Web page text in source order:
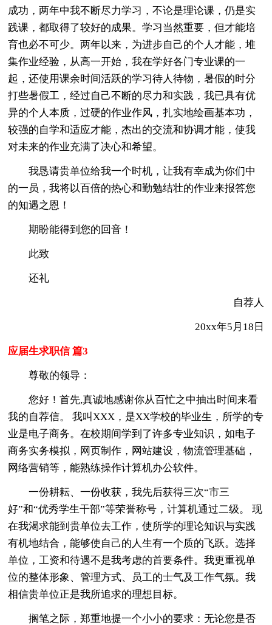
成功，两年中我不断尽力学习，不论是理论课，仍是实
践课，都取得了较好的成果。学习当然重要，但才能培
育也必不可少。两年以来，为进步自己的个人才能，堆
集作业经验，从高一开始，我在学好各门专业课的一
起，还使用课余时间活跃的学习待人待物，暑假的时分
打些暑假工，经过自己不断的尽力和实践，我已具有优
异的个人本质，过硬的作业作风，扎实地绘画基本功，
较强的自学和适应才能，杰出的交流和协调才能，使我
对未来的作业充满了决心和希望。
我恳请贵单位给我一个时机，让我有幸成为你们中
的一员，我将以百倍的热心和勤勉结壮的作业来报答您
的知遇之恩！
期盼能得到您的回音！
此致
还礼
自荐人
20xx年5月18日
应届生求职信 篇3
尊敬的领导：
您好！首先,真诚地感谢你从百忙之中抽出时间来看
我的自荐信。 我叫XXX，是XX学校的毕业生，所学的专
业是电子商务。在校期间学到了许多专业知识，如电子
商务实务模拟，网页制作，网站建设，物流管理基础，
网络营销等，能熟练操作计算机办公软件。
一份耕耘、一份收获，我先后获得三次“市三
好”和“优秀学生干部”等荣誉称号，计算机通过二级。 现
在我渴求能到贵单位去工作，使所学的理论知识与实践
有机地结合，能够使自己的人生有一个质的飞跃。选择
单位，工资和待遇不是我考虑的首要条件。我更重视单
位的整体形象、管理方式、员工的士气及工作气氛。我
相信贵单位正是我所追求的理想目标。
搁笔之际，郑重地提一个小小的要求：无论您是否